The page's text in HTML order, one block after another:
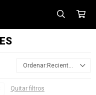
Recientes
Quitar filtros